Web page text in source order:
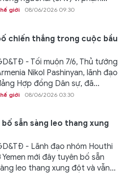
giới 08/06/2026 09:30
chiến thắng trong cuộc bầu
- Tối muộn 7/6, Thủ tướng
Nikol Pashinyan, lãnh đạo
Hợp đồng Dân sự, đã...
giới 08/06/2026 03:30
sẵn sàng leo thang xung
- Lãnh đạo nhóm Houthi
Yemen mới đây tuyên bố sẵn
leo thang xung đột và vẫn...